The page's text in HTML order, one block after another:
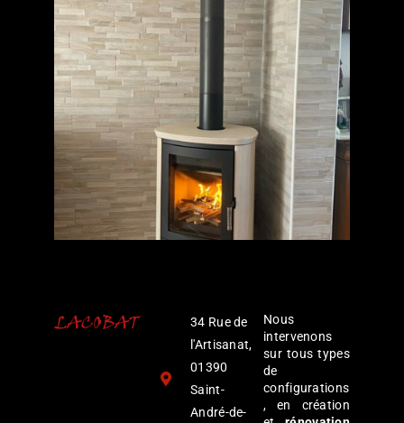
34 Rue de
l'Artisanat,
01390
Saint-
André-de-
Nous
intervenons
sur tous types
de
configurations
, en création